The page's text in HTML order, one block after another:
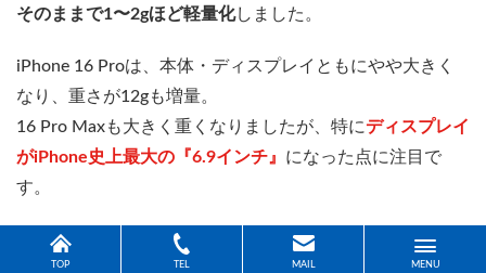
そのままで1〜2gほど軽量化しました。
iPhone 16 Proは、本体・ディスプレイともにやや大きく
なり、重さが12gも増量。
16 Pro Maxも大きく重くなりましたが、特にディスプレイ
がiPhone史上最大の『6.9インチ』 になった点に注目で
す。
関連記事
TOP TEL MAIL MENU